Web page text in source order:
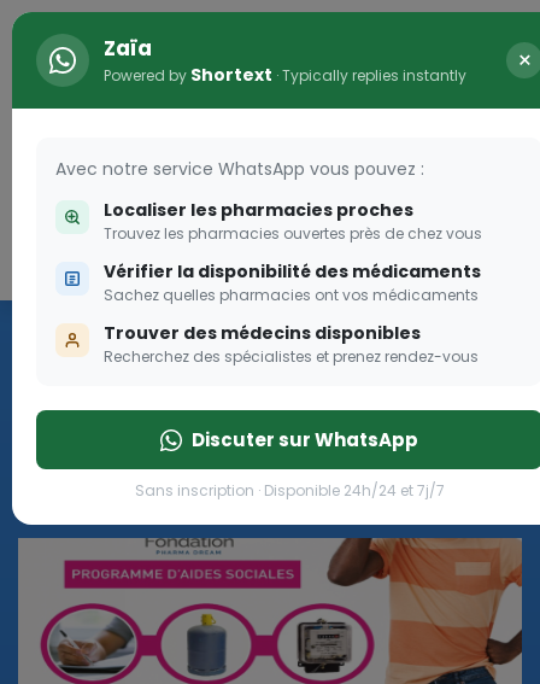
Connexion Vaccination
we
Zaïa
Powered by Shortext · Typically replies instantly ×
Avec notre service WhatsApp vous pouvez :
Localiser les pharmacies proches
Trouvez les pharmacies ouvertes près de chez vous
Vérifier la disponibilité des médicaments
Sachez quelles pharmacies ont vos médicaments
Trouver des médecins disponibles
Recherchez des spécialistes et prenez rendez-vous
Discuter sur WhatsApp
Sans inscription · Disponible 24h/24 et 7j/7